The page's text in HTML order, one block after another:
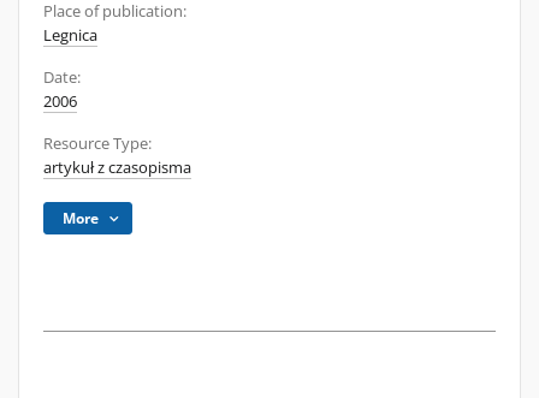
Place of publication:
Legnica
Date:
2006
Resource Type:
artykuł z czasopisma
More